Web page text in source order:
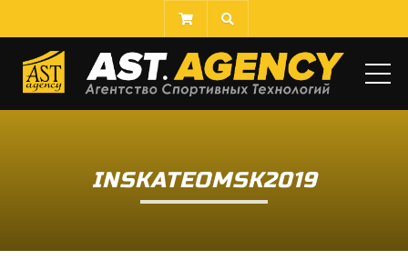
INSKATEOMSK2019